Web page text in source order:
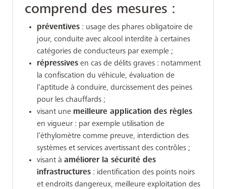
comprend des mesures :
préventives : usage des phares obligatoire de
jour, conduite avec alcool interdite à certaines
catégories de conducteurs par exemple ;
répressives en cas de délits graves : notamment
la confiscation du véhicule, évaluation de
l’aptitude à conduire, durcissement des peines
pour les chauffards ;
visant une meilleure application des règles
en vigueur : par exemple utilisation de
l’éthylomètre comme preuve, interdiction des
systèmes et services avertissant des contrôles ;
visant à améliorer la sécurité des
infrastructures : identification des points noirs
et endroits dangereux, meilleure exploitation des